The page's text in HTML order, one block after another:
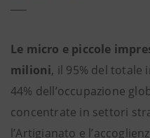
Le micro e piccole
milioni, il 95% del totale
44% dell’occupazione
concentrate in settori
l’Artigianato e